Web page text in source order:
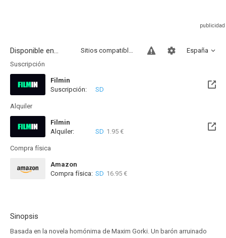
Disponible en... España
Sitios compatibles
Suscripción
Filmin
Disponible hasta el Vie, 14 Ago 2026 (Quedan 8 días)
Suscripción: SD
Alquiler
Filmin
Disponible hasta el Vie, 14 Ago 2026 (Quedan 8 días)
Alquiler: SD 1.95 €
Compra física
Amazon
Compra física: SD 16.95 €
Sinopsis
Basada en la novela homónima de Maxim Gorki. Un barón arruinado